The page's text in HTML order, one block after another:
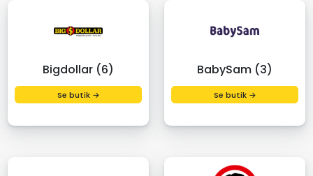
Bigdollar (6)
Se butik →
BabySam (3)
Se butik →